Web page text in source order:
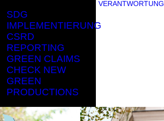
SDG
IMPLEMENTIERUNG
CSRD
REPORTING
GREEN CLAIMS
CHECK NEW
GREEN
PRODUCTIONS
VERANTWORTUNG